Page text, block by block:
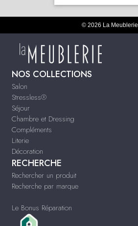
© 2026 La Meublerie
NOS COLLECTIONS
Salon
Stressless®
Séjour
Chambre et Dressing
Compléments
Literie
Décoration
RECHERCHE
Rechercher un produit
Recherche par marque
Le Bonus Réparation